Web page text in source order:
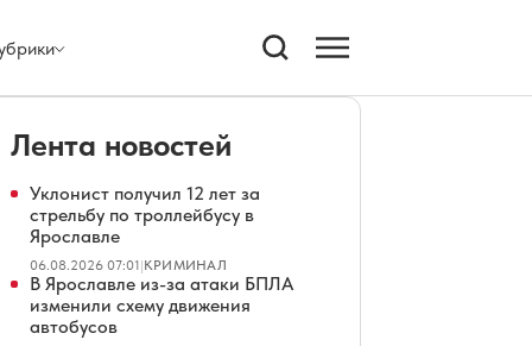
Лента новостей
Уклонист получил 12 лет за
стрельбу по троллейбусу в
Ярославле
06.08.2026 07:01|КРИМИНАЛ
В Ярославле из-за атаки БПЛА
изменили схему движения
автобусов